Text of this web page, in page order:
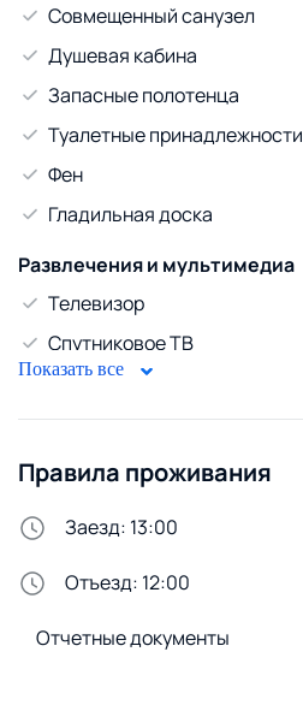
Совмещенный санузел
Душевая кабина
Запасные полотенца
Туалетные принадлежности
Фен
Гладильная доска
Развлечения и мультимедиа
Телевизор
Спутниковое ТВ
Кабельное ТВ
WiFi
Горячая вода
Домофон
Стирка и белье
Показать все
Правила проживания
Заезд: 13:00
Отъезд: 12:00
Отчетные документы